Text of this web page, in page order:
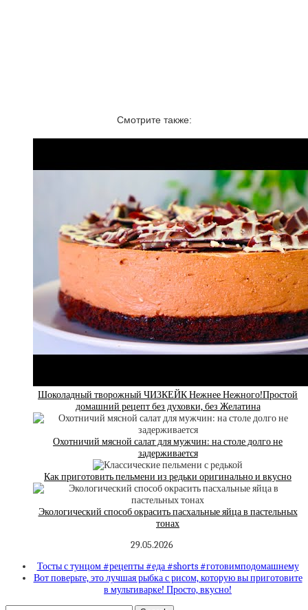
Смотрите также:
Шоколадный творожный ЧИЗКЕЙК Нежнее Нежного!Простой
домашний рецепт без духовки, без Желатина
Охотничий мясной салат для мужчин: на столе долго не
задерживается
Как приготовить пельмени из редьки оригинально и вкусно
Экологический способ окрасить пасхальные яйца в пастельных
тонах
29.05.2026
Тосты с тунцом #рецепты #еда #shorts #готовимподомашнему
Вот поверьте, это лучшая рыбка с рисом, которую вы приготовите
в мультиварке! Просто, вкусно!